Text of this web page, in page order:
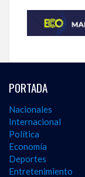
PORTADA
Nacionales
Internacional
Política
Economía
Deportes
Entretenimiento